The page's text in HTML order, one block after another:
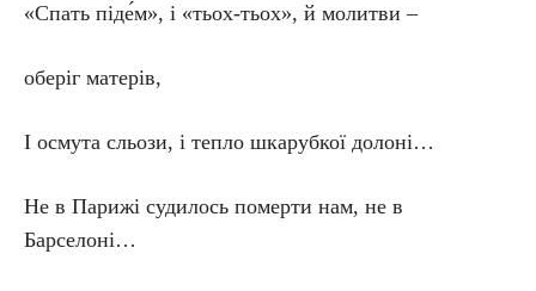
«Спать піде́м», і «тьох-тьох», й молитви –
оберіг матерів,
І осмута сльози, і тепло шкарубкої долоні…
Не в Парижі судилось померти нам, не в
Барселоні…